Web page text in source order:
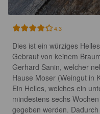
4.3
Dies ist ein würziges
Gebraut von keinem
Gerhard Sanin, welcher
Hause Moser (Weingut in
Ein Helles, welches ein
mindestens sechs
gegeben werden.